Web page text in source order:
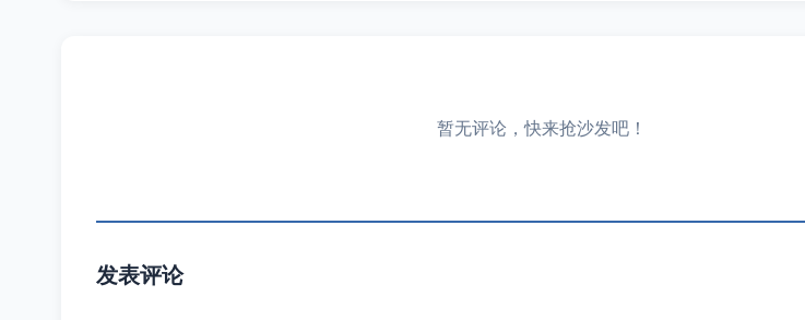
暂无评论，快来抢沙发吧！
发表评论